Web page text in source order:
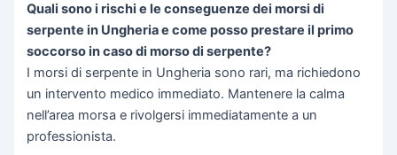
Quali sono i rischi e le conseguenze dei morsi di
serpente in Ungheria e come posso prestare il primo
soccorso in caso di morso di serpente?
I morsi di serpente in Ungheria sono rari, ma richiedono
un intervento medico immediato. Mantenere la calma
nell’area morsa e rivolgersi immediatamente a un
professionista.